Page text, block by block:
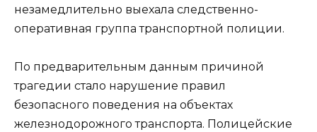
незамедлительно выехала следственно-
оперативная группа транспортной полиции.
По предварительным данным причиной
трагедии стало нарушение правил
безопасного поведения на объектах
железнодорожного транспорта. Полицейские